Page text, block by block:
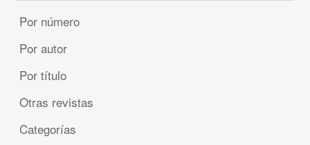
Por número
Por autor
Por título
Otras revistas
Categorías